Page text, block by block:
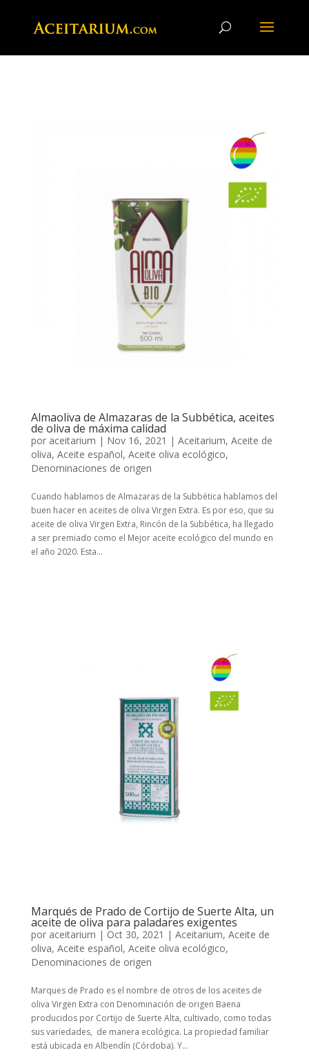
Almaoliva de Almazaras de la Subbética, aceites
de oliva de máxima calidad
por aceitarium | Nov 16, 2021 | Aceitarium, Aceite de
oliva, Aceite español, Aceite oliva ecológico,
Denominaciones de origen
Cuando hablamos de Almazaras de la Subbética hablamos del
buen hacer en aceites de oliva Virgen Extra. Es por eso, que su
aceite de oliva Virgen Extra, Rincón de la Subbética, ha llegado
a ser premiado como el Mejor aceite ecológico del mundo en
el año 2020. Esta...
Marqués de Prado de Cortijo de Suerte Alta, un
aceite de oliva para paladares exigentes
por aceitarium | Oct 30, 2021 | Aceitarium, Aceite de
oliva, Aceite español, Aceite oliva ecológico,
Denominaciones de origen
Marques de Prado es el nombre de otros de los aceites de
oliva Virgen Extra con Denominación de origen Baena
producidos por Cortijo de Suerte Alta, cultivado, como todas
sus variedades, de manera ecológica. La propiedad familiar
está ubicada en Albendín (Córdoba). Y...